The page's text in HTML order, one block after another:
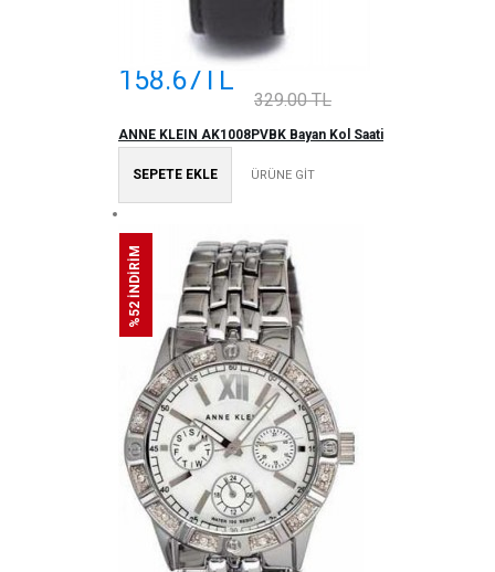
158.67TL
329.00 TL
ANNE KLEIN AK1008PVBK Bayan Kol Saati
SEPETE EKLE ÜRÜNE GİT
%52 İNDİRİM